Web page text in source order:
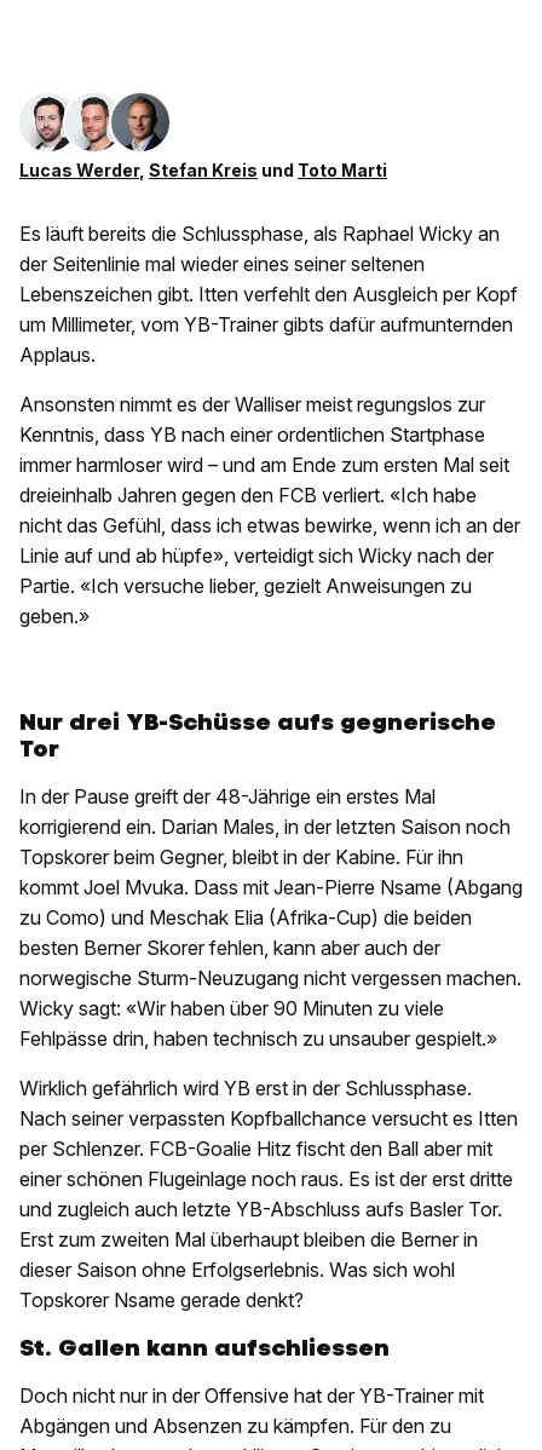
Lucas Werder, Stefan Kreis und Toto Marti
Es läuft bereits die Schlussphase, als Raphael Wicky an
der Seitenlinie mal wieder eines seiner seltenen
Lebenszeichen gibt. Itten verfehlt den Ausgleich per Kopf
um Millimeter, vom YB-Trainer gibts dafür aufmunternden
Applaus.
Ansonsten nimmt es der Walliser meist regungslos zur
Kenntnis, dass YB nach einer ordentlichen Startphase
immer harmloser wird – und am Ende zum ersten Mal seit
dreieinhalb Jahren gegen den FCB verliert. «Ich habe
nicht das Gefühl, dass ich etwas bewirke, wenn ich an der
Linie auf und ab hüpfe», verteidigt sich Wicky nach der
Partie. «Ich versuche lieber, gezielt Anweisungen zu
geben.»
Nur drei YB-Schüsse aufs gegnerische
Tor
In der Pause greift der 48-Jährige ein erstes Mal
korrigierend ein. Darian Males, in der letzten Saison noch
Topskorer beim Gegner, bleibt in der Kabine. Für ihn
kommt Joel Mvuka. Dass mit Jean-Pierre Nsame (Abgang
zu Como) und Meschak Elia (Afrika-Cup) die beiden
besten Berner Skorer fehlen, kann aber auch der
norwegische Sturm-Neuzugang nicht vergessen machen.
Wicky sagt: «Wir haben über 90 Minuten zu viele
Fehlpässe drin, haben technisch zu unsauber gespielt.»
Wirklich gefährlich wird YB erst in der Schlussphase.
Nach seiner verpassten Kopfballchance versucht es Itten
per Schlenzer. FCB-Goalie Hitz fischt den Ball aber mit
einer schönen Flugeinlage noch raus. Es ist der erst dritte
und zugleich auch letzte YB-Abschluss aufs Basler Tor.
Erst zum zweiten Mal überhaupt bleiben die Berner in
dieser Saison ohne Erfolgserlebnis. Was sich wohl
Topskorer Nsame gerade denkt?
St. Gallen kann aufschliessen
Doch nicht nur in der Offensive hat der YB-Trainer mit
Abgängen und Absenzen zu kämpfen. Für den zu